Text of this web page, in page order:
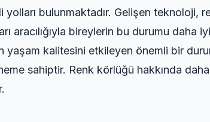
yolları bulunmaktadır. Gelişen teknoloji,
aracılığıyla bireylerin bu durumu daha
kalitesini etkileyen önemli bir
sahiptir. Renk körlüğü hakkında